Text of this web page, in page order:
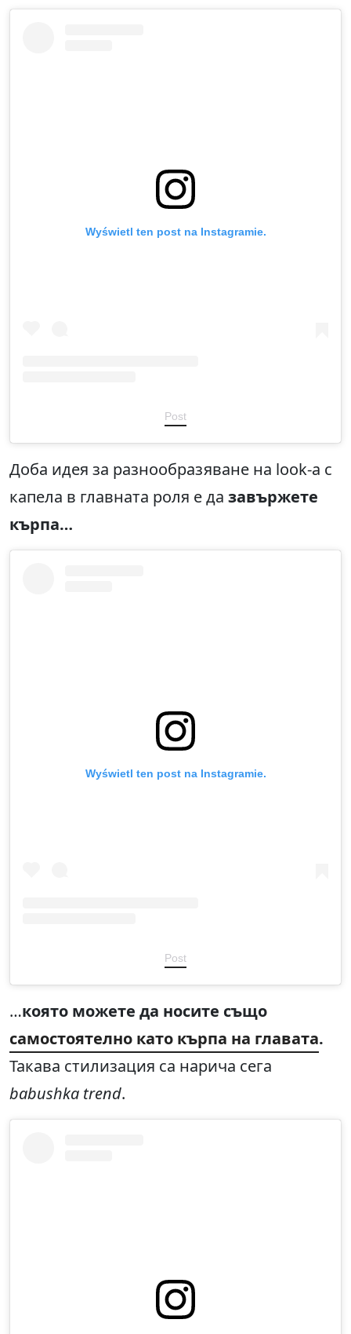
Wyświetl ten post na Instagramie.
Post
Доба идея за разнообразяване на look-а с
капела в главната роля е да завържете
кърпа…
Wyświetl ten post na Instagramie.
Post
…която можете да носите също
самостоятелно като кърпа на главата.
Такава стилизация са нарича сега
babushka trend.